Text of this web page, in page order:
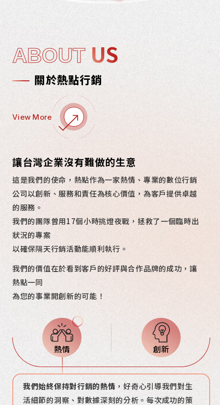
ABOUT US
關於熱點行銷
View More
讓台灣企業沒有難做的生意
這是我們的使命，熱點作為一家熱情、專業的數位行銷
公司以創新、服務和責任為核心價值，為客戶提供卓越
的服務。
我們的團隊曾用17個小時挑燈夜戰，拯救了一個臨時出
狀況的專案
以確保隔天行銷活動能順利執行。
我們的價值在於看到客戶的好評與合作品牌的成功，讓
熱點一同
為您的事業開創新的可能！
熱情 創新
我們始終保持對行銷的熱情 ，好奇心引導我們對生
活細節的洞察、對數據深刻的分析。每次成功的策
熱點擁抱每一個數位行銷產業的重大革新，保持謹
慎的態度理解與尋求合作夥伴，將化繁為簡的價值
從策略擬定到執行，從媒體選擇到數據分析，從業
績成長到客戶成功，我們為客戶提供最高品質的服
我們肩負社會責任，致力營造透明、公平、開放的
工作環境，提供頂尖薪資，聘用優秀人才一起學習